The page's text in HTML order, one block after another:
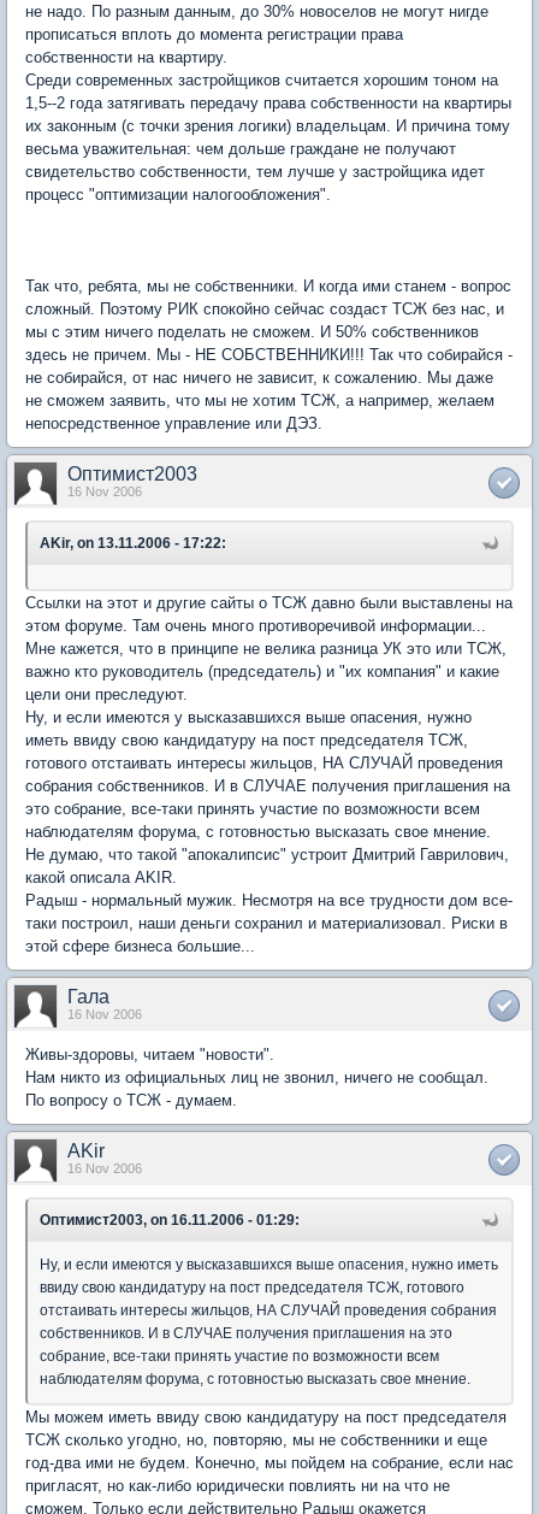
не надо. По разным данным, до 30% новоселов не могут нигде
прописаться вплоть до момента регистрации права
собственности на квартиру.
Среди современных застройщиков считается хорошим тоном на
1,5--2 года затягивать передачу права собственности на квартиры
их законным (с точки зрения логики) владельцам. И причина тому
весьма уважительная: чем дольше граждане не получают
свидетельство собственности, тем лучше у застройщика идет
процесс "оптимизации налогообложения".
Так что, ребята, мы не собственники. И когда ими станем - вопрос
сложный. Поэтому РИК спокойно сейчас создаст ТСЖ без нас, и
мы с этим ничего поделать не сможем. И 50% собственников
здесь не причем. Мы - НЕ СОБСТВЕННИКИ!!! Так что собирайся -
не собирайся, от нас ничего не зависит, к сожалению. Мы даже
не сможем заявить, что мы не хотим ТСЖ, а например, желаем
непосредственное управление или ДЭЗ.
Оптимист2003
16 Nov 2006
AKir, on 13.11.2006 - 17:22:
Ссылки на этот и другие сайты о ТСЖ давно были выставлены на
этом форуме. Там очень много противоречивой информации...
Мне кажется, что в принципе не велика разница УК это или ТСЖ,
важно кто руководитель (председатель) и "их компания" и какие
цели они преследуют.
Ну, и если имеются у высказавшихся выше опасения, нужно
иметь ввиду свою кандидатуру на пост председателя ТСЖ,
готового отстаивать интересы жильцов, НА СЛУЧАЙ проведения
собрания собственников. И в СЛУЧАЕ получения приглашения на
это собрание, все-таки принять участие по возможности всем
наблюдателям форума, с готовностью высказать свое мнение.
Не думаю, что такой "апокалипсис" устроит Дмитрий Гаврилович,
какой описала AKIR.
Радыш - нормальный мужик. Несмотря на все трудности дом все-
таки построил, наши деньги сохранил и материализовал. Риски в
этой сфере бизнеса большие...
Гала
16 Nov 2006
Живы-здоровы, читаем "новости".
Нам никто из официальных лиц не звонил, ничего не сообщал.
По вопросу о ТСЖ - думаем.
AKir
16 Nov 2006
Оптимист2003, on 16.11.2006 - 01:29:
Ну, и если имеются у высказавшихся выше опасения, нужно иметь
ввиду свою кандидатуру на пост председателя ТСЖ, готового
отстаивать интересы жильцов, НА СЛУЧАЙ проведения собрания
собственников. И в СЛУЧАЕ получения приглашения на это
собрание, все-таки принять участие по возможности всем
наблюдателям форума, с готовностью высказать свое мнение.
Мы можем иметь ввиду свою кандидатуру на пост председателя
ТСЖ сколько угодно, но, повторяю, мы не собственники и еще
год-два ими не будем. Конечно, мы пойдем на собрание, если нас
пригласят, но как-либо юридически повлиять ни на что не
сможем. Только если действительно Радыш окажется